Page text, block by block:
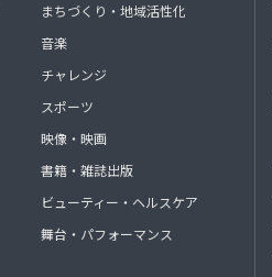
まちづくり・地域活性化
音楽
チャレンジ
スポーツ
映像・映画
書籍・雑誌出版
ビューティー・ヘルスケア
舞台・パフォーマンス